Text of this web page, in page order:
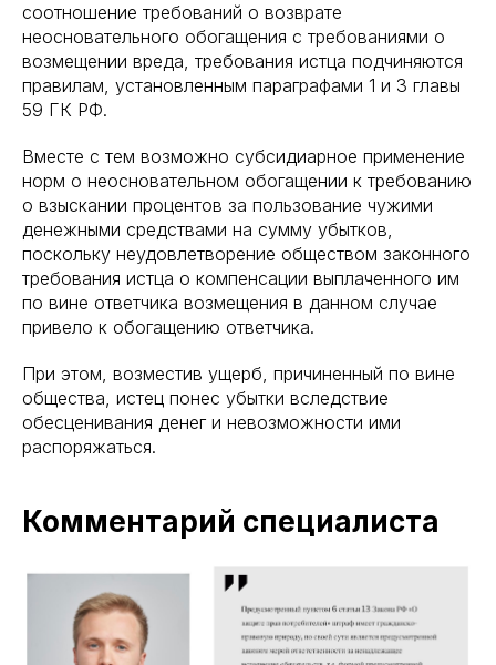
соотношение требований о возврате
неосновательного обогащения с требованиями о
возмещении вреда, требования истца подчиняются
правилам, установленным параграфами 1 и 3 главы
59 ГК РФ.
Вместе с тем возможно субсидиарное применение
норм о неосновательном обогащении к требованию
о взыскании процентов за пользование чужими
денежными средствами на сумму убытков,
поскольку неудовлетворение обществом законного
требования истца о компенсации выплаченного им
по вине ответчика возмещения в данном случае
привело к обогащению ответчика.
При этом, возместив ущерб, причиненный по вине
общества, истец понес убытки вследствие
обесценивания денег и невозможности ими
распоряжаться.
Комментарий специалиста